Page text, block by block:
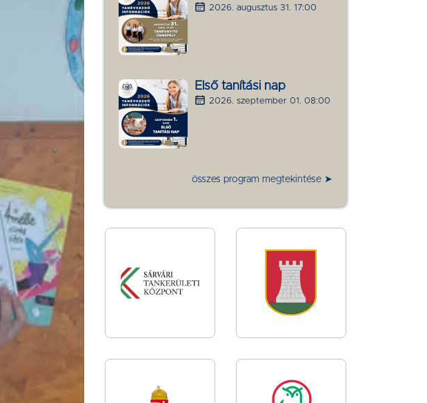
2026. augusztus 31. 17:00
Első tanítási nap
2026. szeptember 01. 08:00
összes program megtekintése ➤